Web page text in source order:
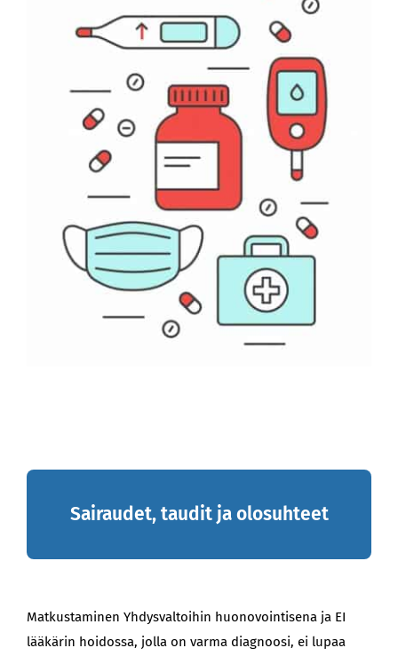
Sairaudet, taudit ja olosuhteet
Matkustaminen Yhdysvaltoihin huonovointisena ja EI
lääkärin hoidossa, jolla on varma diagnoosi, ei lupaa